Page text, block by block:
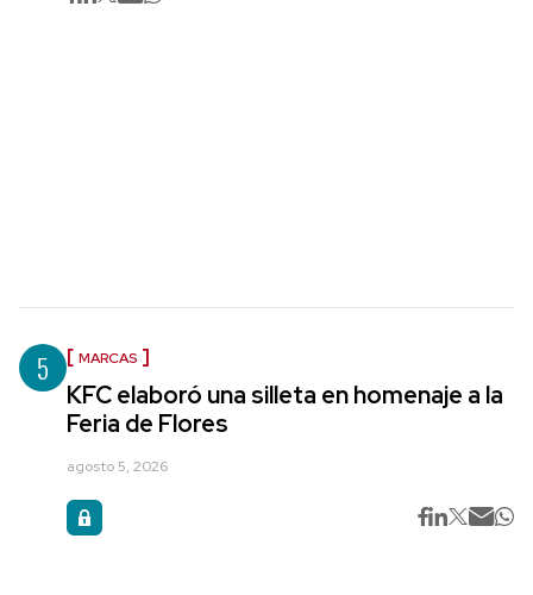
5 MARCAS
KFC elaboró una silleta en homenaje a la
Feria de Flores
agosto 5, 2026